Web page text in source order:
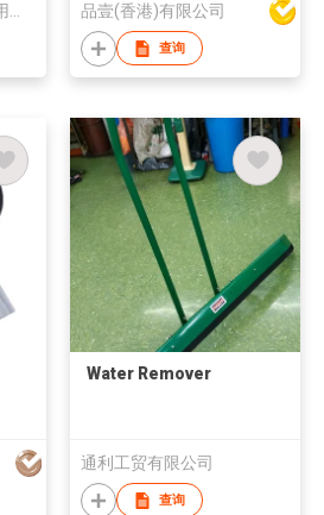
品壹(香港)有限公司
查询
Water Remover
通利工贸有限公司
查询